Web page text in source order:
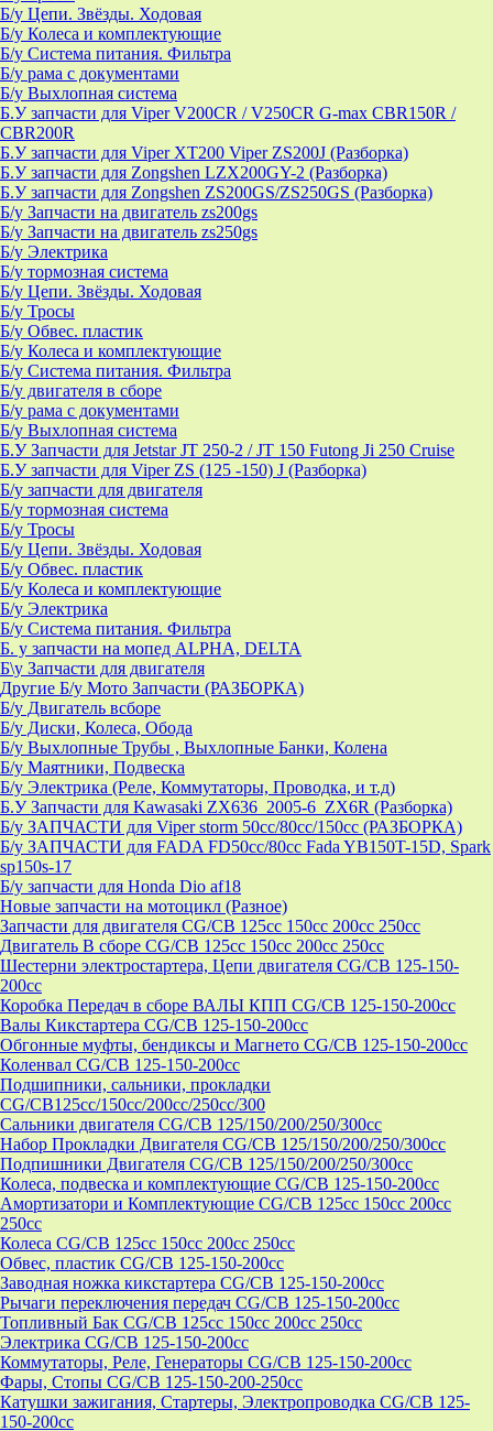
Б/у Цепи. Звёзды. Ходовая
Б/у Колеса и комплектующие
Б/у Система питания. Фильтра
Б/у рама с документами
Б/у Выхлопная система
Б.У запчасти для Viper V200CR / V250CR G-max CBR150R /
CBR200R
Б.У запчасти для Viper XT200 Viper ZS200J (Разборка)
Б.У запчасти для Zongshen LZX200GY-2 (Разборка)
Б.У запчасти для Zongshen ZS200GS/ZS250GS (Разборка)
Б/у Запчасти на двигатель zs200gs
Б/у Запчасти на двигатель zs250gs
Б/у Электрика
Б/у тормозная система
Б/у Цепи. Звёзды. Ходовая
Б/у Тросы
Б/у Обвес. пластик
Б/у Колеса и комплектующие
Б/у Система питания. Фильтра
Б/у двигателя в сборе
Б/у рама с документами
Б/у Выхлопная система
Б.У Запчасти для Jetstar JT 250-2 / JT 150 Futong Ji 250 Cruise
Б.У запчасти для Viper ZS (125 -150) J (Разборка)
Б/у запчасти для двигателя
Б/у тормозная система
Б/у Тросы
Б/у Цепи. Звёзды. Ходовая
Б/у Обвес. пластик
Б/у Колеса и комплектующие
Б/у Электрика
Б/у Система питания. Фильтра
Б. у запчасти на мопед ALPHA, DELTA
Б\у Запчасти для двигателя
Другие Б/у Мото Запчасти (РАЗБОРКА)
Б/у Двигатель всборе
Б/у Диски, Колеса, Обода
Б/у Выхлопные Трубы , Выхлопные Банки, Колена
Б/у Маятники, Подвеска
Б/у Электрика (Реле, Коммутаторы, Проводка, и т.д)
Б.У Запчасти для Kawasaki ZX636_2005-6_ZX6R (Разборка)
Б/у ЗАПЧАСТИ для Viper storm 50cc/80cc/150cc (РАЗБОРКА)
Б/у ЗАПЧАСТИ для FADA FD50cc/80cc Fada YB150T-15D, Spark
sp150s-17
Б/у запчасти для Honda Dio af18
Новые запчасти на мотоцикл (Разное)
Запчасти для двигателя CG/CB 125cc 150cc 200cc 250cc
Двигатель В сборе CG/CB 125cc 150cc 200cc 250cc
Шестерни электростартера, Цепи двигателя CG/CB 125-150-
200cc
Коробка Передач в сборе ВАЛЫ КПП CG/CB 125-150-200cc
Валы Кикстартера CG/CB 125-150-200cc
Обгонные муфты, бендиксы и Магнето CG/CB 125-150-200cc
Коленвал CG/CB 125-150-200cc
Подшипники, сальники, прокладки
CG/CB125сс/150cc/200cc/250cc/300
Сальники двигателя CG/CB 125/150/200/250/300cc
Набор Прокладки Двигателя CG/CB 125/150/200/250/300cc
Подпишники Двигателя CG/CB 125/150/200/250/300cc
Колеса, подвеска и комплектующие CG/CB 125-150-200cc
Амортизатори и Комплектующие CG/CB 125cc 150cc 200cc
250cc
Колеса CG/CB 125cc 150cc 200cc 250cc
Обвес, пластик CG/CB 125-150-200cc
Заводная ножка кикстартера CG/CB 125-150-200cc
Рычаги переключения передач CG/CB 125-150-200cc
Топливный Бак CG/CB 125cc 150cc 200cc 250cc
Электрика CG/CB 125-150-200cc
Коммутаторы, Реле, Генераторы CG/CB 125-150-200cc
Фары, Стопы CG/CB 125-150-200-250cc
Катушки зажигания, Стартеры, Электропроводка CG/CB 125-
150-200cc